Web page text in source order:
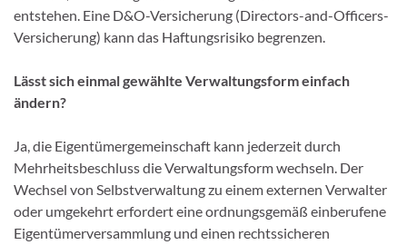
entstehen. Eine D&O-Versicherung (Directors-and-Officers-
Versicherung) kann das Haftungsrisiko begrenzen.
Lässt sich einmal gewählte Verwaltungsform einfach
ändern?
Ja, die Eigentümergemeinschaft kann jederzeit durch
Mehrheitsbeschluss die Verwaltungsform wechseln. Der
Wechsel von Selbstverwaltung zu einem externen Verwalter
oder umgekehrt erfordert eine ordnungsgemäß einberufene
Eigentümerversammlung und einen rechtssicheren